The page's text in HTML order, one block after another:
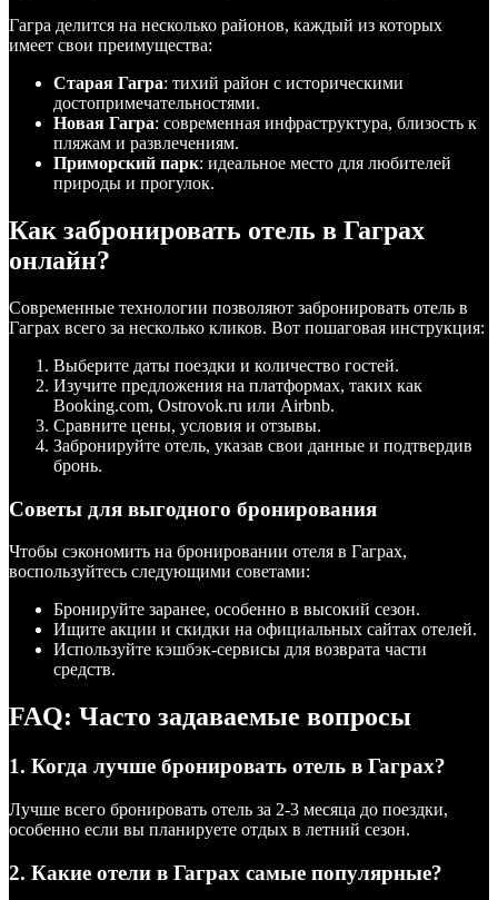
Гагра делится на несколько районов, каждый из которых
имеет свои преимущества:
Старая Гагра: тихий район с историческими
достопримечательностями.
Новая Гагра: современная инфраструктура, близость к
пляжам и развлечениям.
Приморский парк: идеальное место для любителей
природы и прогулок.
Как забронировать отель в Гаграх
онлайн?
Современные технологии позволяют забронировать отель в
Гаграх всего за несколько кликов. Вот пошаговая инструкция:
Выберите даты поездки и количество гостей.
Изучите предложения на платформах, таких как
Booking.com, Ostrovok.ru или Airbnb.
Сравните цены, условия и отзывы.
Забронируйте отель, указав свои данные и подтвердив
бронь.
Советы для выгодного бронирования
Чтобы сэкономить на бронировании отеля в Гаграх,
воспользуйтесь следующими советами:
Бронируйте заранее, особенно в высокий сезон.
Ищите акции и скидки на официальных сайтах отелей.
Используйте кэшбэк-сервисы для возврата части
средств.
FAQ: Часто задаваемые вопросы
1. Когда лучше бронировать отель в Гаграх?
Лучше всего бронировать отель за 2-3 месяца до поездки,
особенно если вы планируете отдых в летний сезон.
2. Какие отели в Гаграх самые популярные?